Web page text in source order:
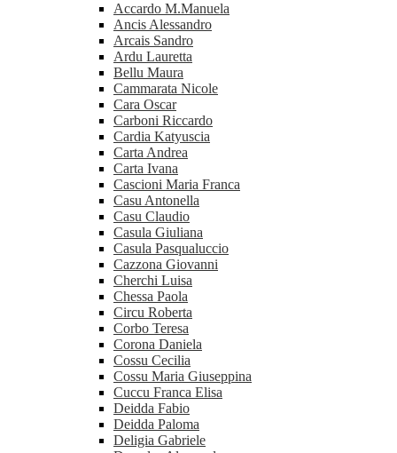
Accardo M.Manuela
Ancis Alessandro
Arcais Sandro
Ardu Lauretta
Bellu Maura
Cammarata Nicole
Cara Oscar
Carboni Riccardo
Cardia Katyuscia
Carta Andrea
Carta Ivana
Cascioni Maria Franca
Casu Antonella
Casu Claudio
Casula Giuliana
Casula Pasqualuccio
Cazzona Giovanni
Cherchi Luisa
Chessa Paola
Circu Roberta
Corbo Teresa
Corona Daniela
Cossu Cecilia
Cossu Maria Giuseppina
Cuccu Franca Elisa
Deidda Fabio
Deidda Paloma
Deligia Gabriele